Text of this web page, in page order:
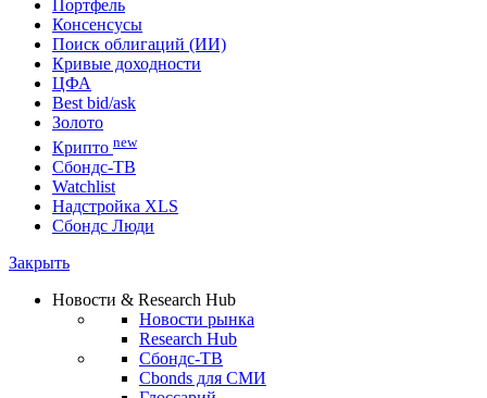
Портфель
Консенсусы
Поиск облигаций (ИИ)
Кривые доходности
ЦФА
Best bid/ask
Золото
Крипто new
Сбондс-ТВ
Watchlist
Надстройка XLS
Сбондс Люди
Закрыть
Новости & Research Hub
Новости рынка
Research Hub
Сбондс-ТВ
Cbonds для СМИ